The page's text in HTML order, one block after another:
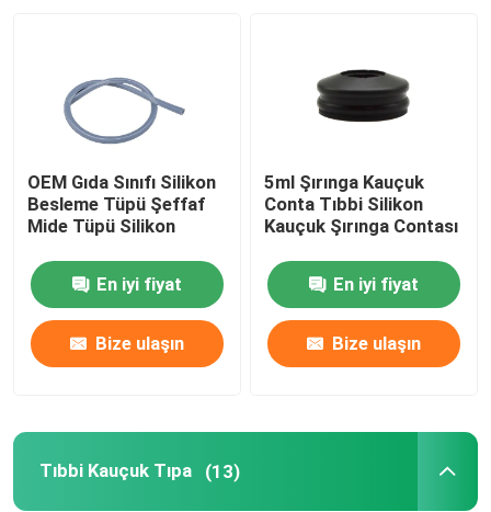
Kalite kontrol
Bize ulaşın
Teklif isteği
Tıbbi Silikon Kauçuk
Kauçuk Şırınga Pistonu
OEM Gıda Sınıfı Silikon
Besleme Tüpü Şeffaf
Mide Tüpü Silikon
En iyi fiyat
Bize ulaşın
5ml Şırınga Kauçuk
Conta Tıbbi Silikon
Kauçuk Şırınga Contası
En iyi fiyat
Bize ulaşın
Tıbbi Kauçuk Tıpa (13)